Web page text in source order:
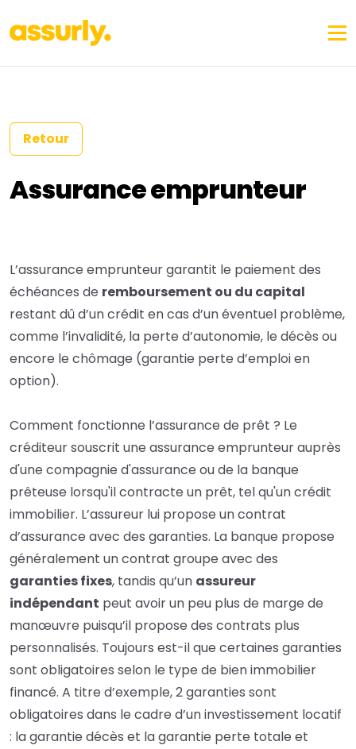
Retour
Assurance emprunteur
L’assurance emprunteur garantit le paiement des
échéances de remboursement ou du capital
restant dû d’un crédit en cas d’un éventuel problème,
comme l’invalidité, la perte d’autonomie, le décès ou
encore le chômage (garantie perte d’emploi en
option).
Comment fonctionne l’assurance de prêt ? Le
créditeur souscrit une assurance emprunteur auprès
d'une compagnie d'assurance ou de la banque
prêteuse lorsqu'il contracte un prêt, tel qu'un crédit
immobilier. L’assureur lui propose un contrat
d’assurance avec des garanties. La banque propose
généralement un contrat groupe avec des
garanties fixes, tandis qu’un assureur
indépendant peut avoir un peu plus de marge de
manœuvre puisqu’il propose des contrats plus
personnalisés. Toujours est-il que certaines garanties
sont obligatoires selon le type de bien immobilier
financé. A titre d’exemple, 2 garanties sont
obligatoires dans le cadre d’un investissement locatif
: la garantie décès et la garantie perte totale et